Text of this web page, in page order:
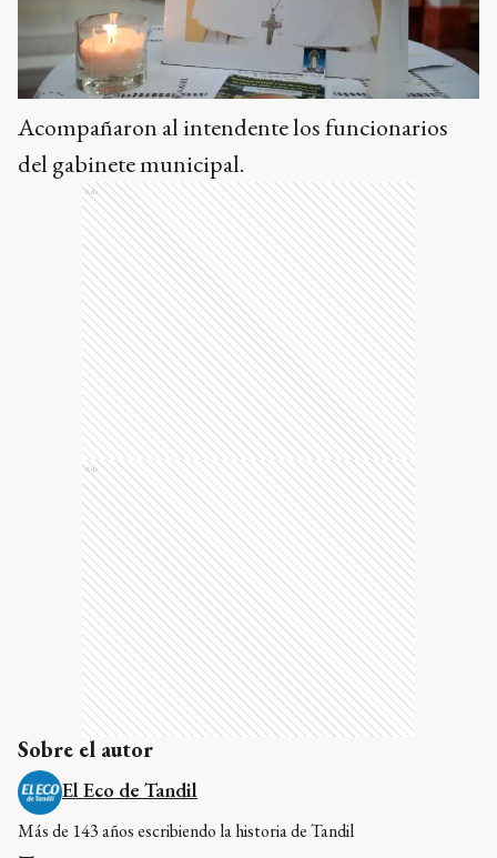
Acompañaron al intendente los funcionarios
del gabinete municipal.
Ads
Ads
Sobre el autor
El Eco de Tandil
Más de 143 años escribiendo la historia de Tandil